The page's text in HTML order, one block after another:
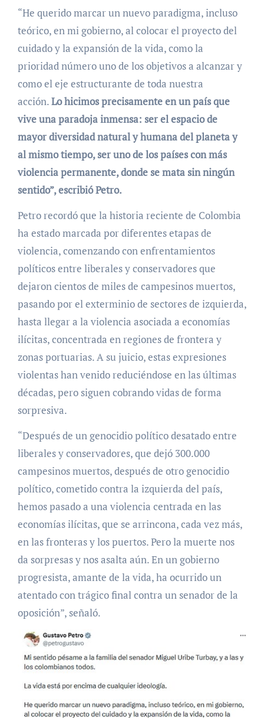
“He querido marcar un nuevo paradigma, incluso
teórico, en mi gobierno, al colocar el proyecto del
cuidado y la expansión de la vida, como la
prioridad número uno de los objetivos a alcanzar y
como el eje estructurante de toda nuestra
acción.Lo hicimos precisamente en un país que
vive una paradoja inmensa: ser el espacio de
mayor diversidad natural y humana del planeta y
al mismo tiempo, ser uno de los países con más
violencia permanente, donde se mata sin ningún
sentido”, escribió Petro.
Petro recordó que la historia reciente de Colombia
ha estado marcada por diferentes etapas de
violencia, comenzando con enfrentamientos
políticos entre liberales y conservadores que
dejaron cientos de miles de campesinos muertos,
pasando por el exterminio de sectores de izquierda,
hasta llegar a la violencia asociada a economías
ilícitas, concentrada en regiones de frontera y
zonas portuarias. A su juicio, estas expresiones
violentas han venido reduciéndose en las últimas
décadas, pero siguen cobrando vidas de forma
sorpresiva.
“Después de un genocidio político desatado entre
liberales y conservadores, que dejó 300.000
campesinos muertos, después de otro genocidio
político, cometido contra la izquierda del país,
hemos pasado a una violencia centrada en las
economías ilícitas, que se arrincona, cada vez más,
en las fronteras y los puertos. Pero la muerte nos
da sorpresas y nos asalta aún. En un gobierno
progresista, amante de la vida, ha ocurrido un
atentado con trágico final contra un senador de la
oposición”, señaló.